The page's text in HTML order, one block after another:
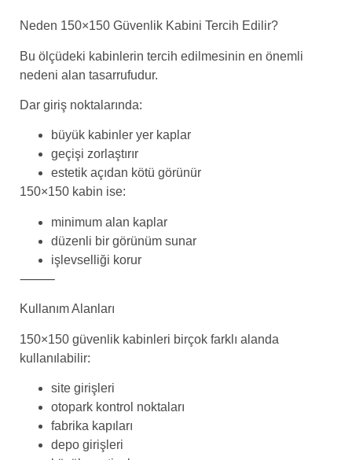
Neden 150×150 Güvenlik Kabini Tercih Edilir?
Bu ölçüdeki kabinlerin tercih edilmesinin en önemli
nedeni alan tasarrufudur.
Dar giriş noktalarında:
büyük kabinler yer kaplar
geçişi zorlaştırır
estetik açıdan kötü görünür
150×150 kabin ise:
minimum alan kaplar
düzenli bir görünüm sunar
işlevselliği korur
⸻
Kullanım Alanları
150×150 güvenlik kabinleri birçok farklı alanda
kullanılabilir:
site girişleri
otopark kontrol noktaları
fabrika kapıları
depo girişleri